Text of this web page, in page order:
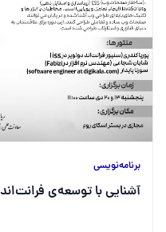
برنامه‌نویسی
آشنایی با توسعه‌ی فرانت‌اند